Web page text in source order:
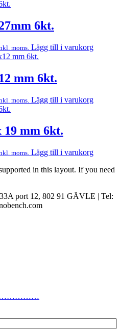
6kt.
moms. Lägg till i varukorg
mm 6kt.
moms. Lägg till i varukorg
mm 6kt.
moms. Lägg till i varukorg
in this layout. If you need
port 12, 802 91 GÄVLE | Tel: